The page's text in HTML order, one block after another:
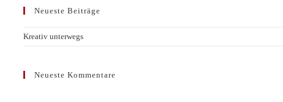
Neueste Beiträge
Kreativ unterwegs
Neueste Kommentare